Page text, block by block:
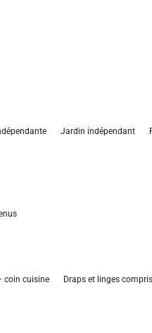
Jardin indépendant
coin cuisine Draps et linges compris